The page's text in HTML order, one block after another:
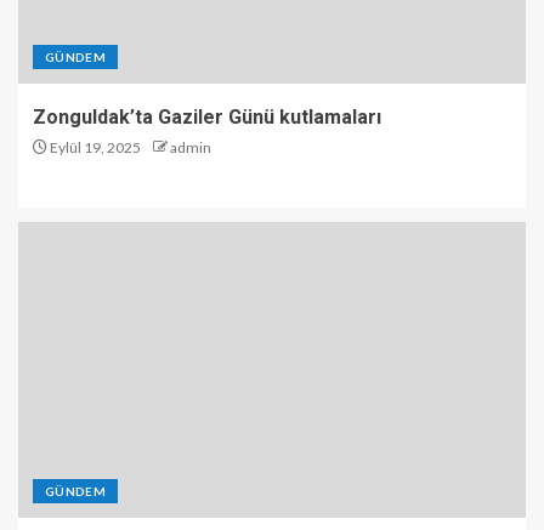
GÜNDEM
Zonguldak’ta Gaziler Günü kutlamaları
Eylül 19, 2025 admin
GÜNDEM